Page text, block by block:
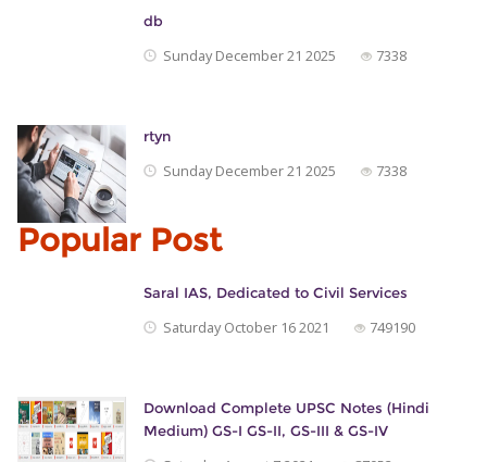
db
Sunday December 21 2025 7338
rtyn
Sunday December 21 2025 7338
Popular Post
Saral IAS, Dedicated to Civil Services
Saturday October 16 2021 749190
Download Complete UPSC Notes (Hindi
Medium) GS-I GS-II, GS-III & GS-IV